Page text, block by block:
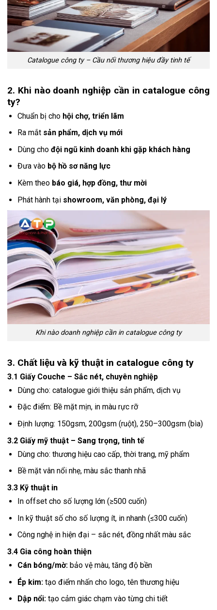
Catalogue công ty – Cầu nối thương hiệu đầy tinh tế
2. Khi nào doanh nghiệp cần in catalogue công
ty?
Chuẩn bị cho hội chợ, triển lãm
Ra mắt sản phẩm, dịch vụ mới
Dùng cho đội ngũ kinh doanh khi gặp khách hàng
Đưa vào bộ hồ sơ năng lực
Kèm theo báo giá, hợp đồng, thư mời
Phát hành tại showroom, văn phòng, đại lý
Khi nào doanh nghiệp cần in catalogue công ty
3. Chất liệu và kỹ thuật in catalogue công ty
3.1 Giấy Couche – Sắc nét, chuyên nghiệp
Dùng cho: catalogue giới thiệu sản phẩm, dịch vụ
Đặc điểm: Bề mặt mịn, in màu rực rỡ
Định lượng: 150gsm, 200gsm (ruột), 250–300gsm (bìa)
3.2 Giấy mỹ thuật – Sang trọng, tinh tế
Dùng cho: thương hiệu cao cấp, thời trang, mỹ phẩm
Bề mặt vân nổi nhẹ, màu sắc thanh nhã
3.3 Kỹ thuật in
In offset cho số lượng lớn (≥500 cuốn)
In kỹ thuật số cho số lượng ít, in nhanh (≤300 cuốn)
Công nghệ in hiện đại – sắc nét, đồng nhất màu sắc
3.4 Gia công hoàn thiện
Cán bóng/mờ:bảo vệ màu, tăng độ bền
Ép kim:tạo điểm nhấn cho logo, tên thương hiệu
Dập nổi:tạo cảm giác chạm vào từng chi tiết